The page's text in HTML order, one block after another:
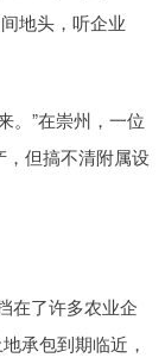
地头，听企业
。”在崇州，一位
，但搞不清附属设
在了许多农业企
承包到期临近，